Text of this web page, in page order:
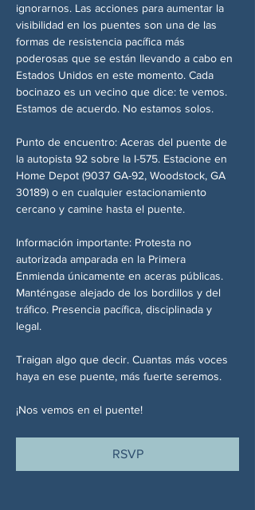
ignorarnos. Las acciones para aumentar la
visibilidad en los puentes son una de las
formas de resistencia pacífica más
poderosas que se están llevando a cabo en
Estados Unidos en este momento. Cada
bocinazo es un vecino que dice: te vemos.
Estamos de acuerdo. No estamos solos.
Punto de encuentro: Aceras del puente de
la autopista 92 sobre la I-575. Estacione en
Home Depot (9037 GA-92, Woodstock, GA
30189) o en cualquier estacionamiento
cercano y camine hasta el puente.
Información importante: Protesta no
autorizada amparada en la Primera
Enmienda únicamente en aceras públicas.
Manténgase alejado de los bordillos y del
tráfico. Presencia pacífica, disciplinada y
legal.
Traigan algo que decir. Cuantas más voces
haya en ese puente, más fuerte seremos.
¡Nos vemos en el puente!
RSVP